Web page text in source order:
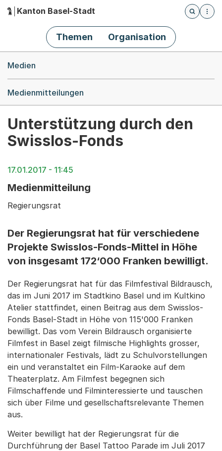
Hauptnavigation
Kanton Basel-Stadt
Öffnet
Themen Organisation
Medien
Medienmitteilungen
Unterstützung durch den
Swisslos-Fonds
17.01.2017 - 11:45
Medienmitteilung
Regierungsrat
Der Regierungsrat hat für verschiedene
Projekte Swisslos-Fonds-Mittel in Höhe
von insgesamt 172‘000 Franken bewilligt.
Der Regierungsrat hat für das Filmfestival Bildrausch,
das im Juni 2017 im Stadtkino Basel und im Kultkino
Atelier stattfindet, einen Beitrag aus dem Swisslos-
Fonds Basel-Stadt in Höhe von 115'000 Franken
bewilligt. Das vom Verein Bildrausch organisierte
Filmfest in Basel zeigt filmische Highlights grosser,
internationaler Festivals, lädt zu Schulvorstellungen
ein und veranstaltet ein Film-Karaoke auf dem
Theaterplatz. Am Filmfest begegnen sich
Filmschaffende und Filminteressierte und tauschen
sich über Filme und gesellschaftsrelevante Themen
aus.
Weiter bewilligt hat der Regierungsrat für die
Durchführung der Basel Tattoo Parade im Juli 2017